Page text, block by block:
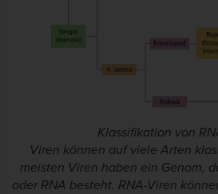
Klassifikation von
Viren können auf viele Arten
meisten Viren haben ein Genom,
oder RNA besteht. RNA-Viren